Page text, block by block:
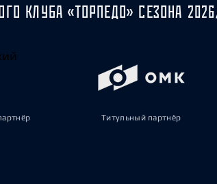
КЛУБА «ТОРПЕДО» СЕЗОНА
Титульный партнёр